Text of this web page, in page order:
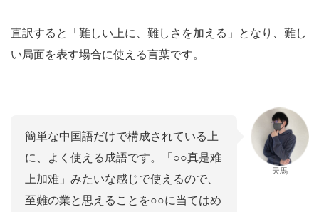
直訳すると「難しい上に、難しさを加える」となり、難し
い局面を表す場合に使える言葉です。
簡単な中国語だけで構成されている上
に、よく使える成語です。「○○真是难
上加难」みたいな感じで使えるので、
至難の業と思えることを○○に当てはめ
天馬